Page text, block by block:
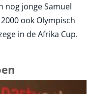
nog jonge Samuel
ook Olympisch
in de Afrika Cup.